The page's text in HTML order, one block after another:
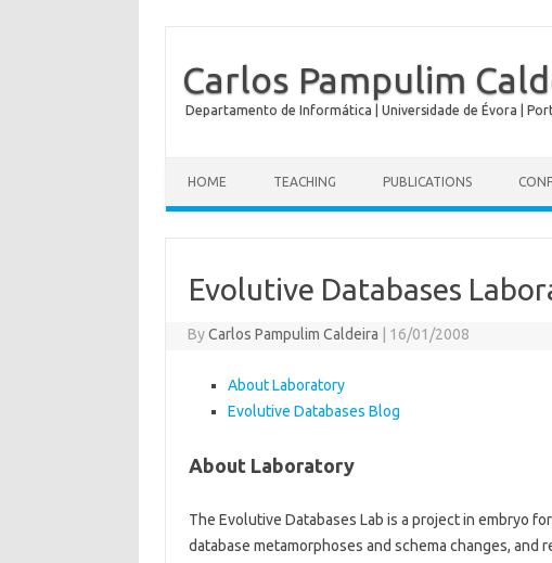
Carlos Pampulim
Departamento de Informática | Universidade de Évora |
HOME TEACHING PUBLICATIONS
Evolutive Databases
ByCarlos Pampulim Caldeira 16/01/2008
About Laboratory
Evolutive Databases Blog
About Laboratory
The Evolutive Databases Lab is a project in embryo
database metamorphoses and schema changes,